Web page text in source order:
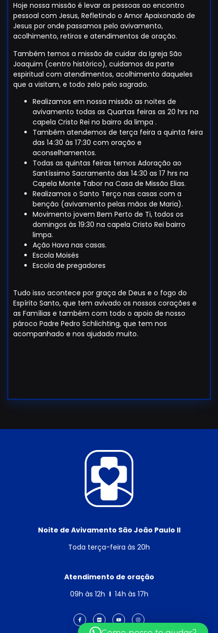
Hoje nossa missão é levar as pessoas ao encontro
pessoal com Jesus, Refletindo o Amor Apaixonado de
Jesus por onde passamos pelo avivamento,
acolhimento, retiros e atendimentos de oração.
Também temos a missão de cuidar da Igreja São
Joaquim (centro histórico), cuidamos da parte
espiritual com atendimentos, acolhimento daqueles
que a visitam, e todo zelo pelo sagrado.
Realizamos em nossa missão as noites de
avivamento todas as Quartas feiras as 20 hrs na
capela Cristo Rei no bairro da limpa .
Também atendemos de terça feira a quinta feira
das 14:30 às 17:30 com oração e
aconselhamentos.
Todas as quintas feiras temos Adoração ao
Santíssimo Sacramento das 14:30 as 17 hrs na
Capela Monte Tabor na Casa de Missão Elias.
Realizamos o Santo Terço nas casas com a
benção (avivamento pelas mãos de Maria).
Movimento jovem Bem Perto de Ti, todos os
domingos às 19:30 na capela Cristo Rei bairro
limpa.
Ação Hava nas casas.
Escola Moisés
Escola de pregadores
Tudo isso acontece por graça de Deus e o fogo do
Espírito Santo, que tem avivado os nossos corações e
as Famílias e também com todo o apoio de nosso
pároco Padre Pedro Schlichting, que tem nos
acompanhado e nos ajudado muito.
Noite de Avivamento São João Paulo II
Toda terça-feira às 20h
Atendimento de oração
09h às 12h I14h às 17h